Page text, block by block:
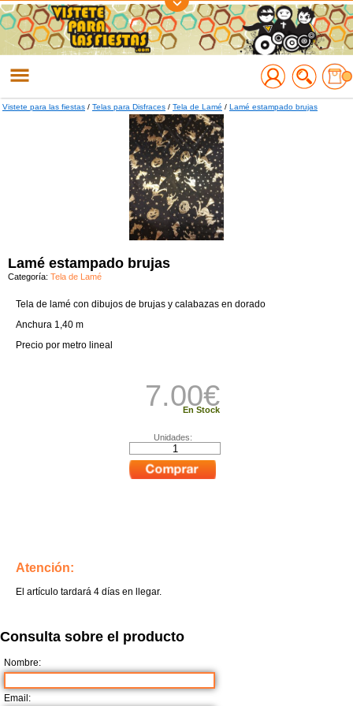
Regístrate
Accede
Vistete para las fiestas / Telas para Disfraces / Tela de Lamé / Lamé estampado brujas
Lamé estampado brujas
Categoría: Tela de Lamé
Tela de lamé con dibujos de brujas y calabazas en dorado
Anchura 1,40 m
Precio por metro lineal
7.00€
En Stock
Unidades:
Atención:
El artículo tardará 4 días en llegar.
Consulta sobre el producto
Nombre:
Email: